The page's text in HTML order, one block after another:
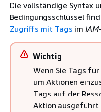
Die vollständige Syntax
Bedingungsschlüssel
Zugriffs mit Tags im
Wichtig
Wenn Sie Tags
um Aktionen
Tags auf der
Aktion ausgeführt